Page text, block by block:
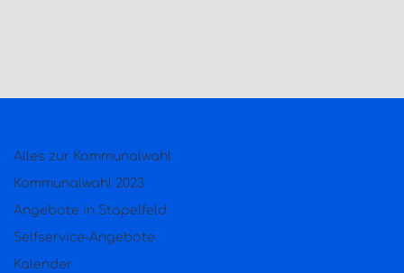
Alles zur Kommunalwahl
Kommunalwahl 2023
Angebote in Stapelfeld
Selfservice-Angebote
Kalender